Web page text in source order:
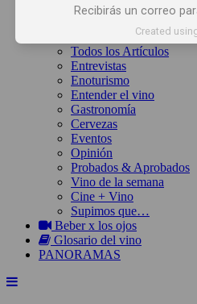
Inicio
Todos los Artículos
Entrevistas
Enoturismo
Entender el vino
Gastronomía
Cervezas
Eventos
Opinión
Probados & Aprobados
Vino de la semana
Cine + Vino
Supimos que…
Beber x los ojos
Glosario del vino
PANORAMAS
Recibirás un correo
Created